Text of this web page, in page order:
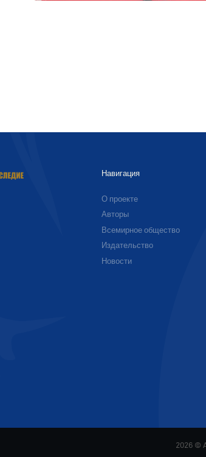
Навигация
О проекте
Авторы
Всемирное общество
Издательство
Новости
2026 ©